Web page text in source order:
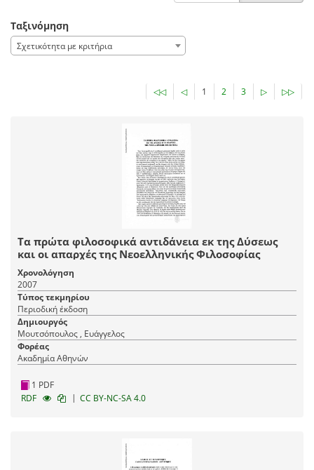
Ταξινόμηση
Σχετικότητα με κριτήρια
◁◁ ◁ 1 2 3 ▷ ▷▷
Τα πρώτα φιλοσοφικά αντιδάνεια εκ της Δύσεως
και οι απαρχές της Νεοελληνικής Φιλοσοφίας
Χρονολόγηση
2007
Τύπος τεκμηρίου
Περιοδική έκδοση
Δημιουργός
Μουτσόπουλος , Ευάγγελος
Φορέας
Ακαδημία Αθηνών
1 PDF
RDF
| CC BY-NC-SA 4.0